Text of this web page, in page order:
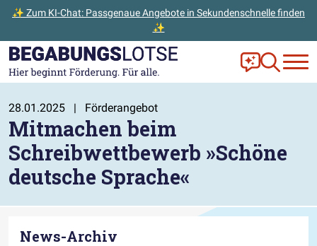
✨ Zum KI-Chat: Passgenaue Angebote in Sekundenschnelle finden
✨
Zum Hauptinhalt der Seite springen
Zur Startseite gehen Frag Ella!
Zur
28.01.2025 | Förderangebot
Mitmachen beim
Schreibwettbewerb »Schöne
deutsche Sprache«
News-Archiv